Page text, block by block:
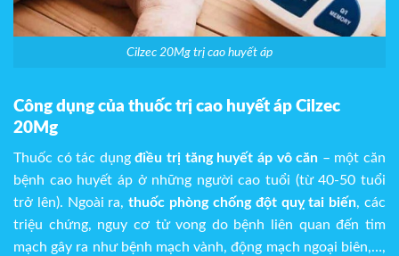
Cilzec 20Mg trị cao huyết áp
Công dụng của thuốc trị cao huyết áp Cilzec
20Mg
Thuốc có tác dụngđiều trị tăng huyết áp vô căn – một căn
bệnh cao huyết áp ở những người cao tuổi (từ 40-50 tuổi
trở lên). Ngoài ra,thuốc phòng chống đột quỵ tai biến, các
triệu chứng, nguy cơ tử vong do bệnh liên quan đến tim
mạch gây ra như bệnh mạch vành, động mạch ngoại biên,…,